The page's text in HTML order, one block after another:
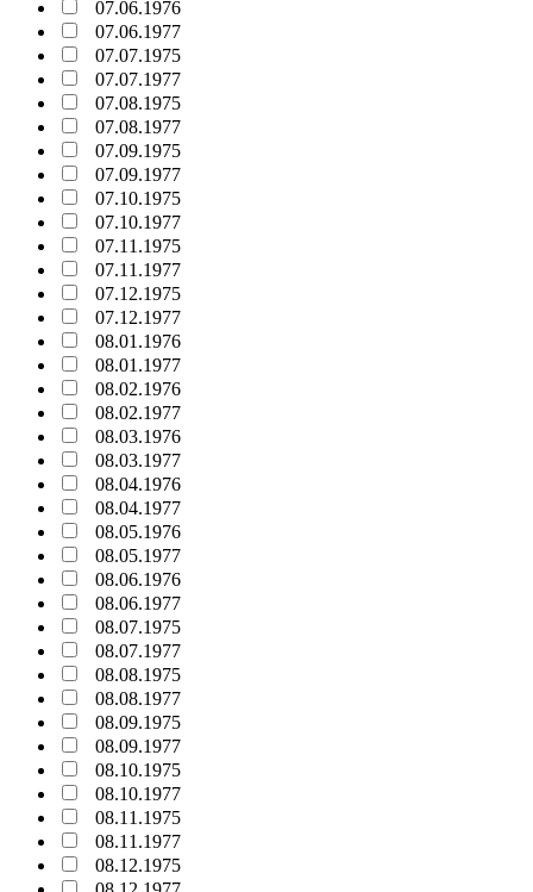
07.06.1976
07.06.1977
07.07.1975
07.07.1977
07.08.1975
07.08.1977
07.09.1975
07.09.1977
07.10.1975
07.10.1977
07.11.1975
07.11.1977
07.12.1975
07.12.1977
08.01.1976
08.01.1977
08.02.1976
08.02.1977
08.03.1976
08.03.1977
08.04.1976
08.04.1977
08.05.1976
08.05.1977
08.06.1976
08.06.1977
08.07.1975
08.07.1977
08.08.1975
08.08.1977
08.09.1975
08.09.1977
08.10.1975
08.10.1977
08.11.1975
08.11.1977
08.12.1975